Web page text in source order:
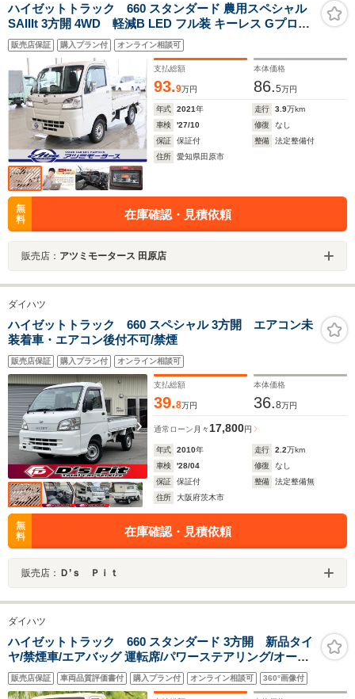
ハイゼットトラック 660 スタンダード 農用スペシャル
SAIIIt 3方開 4WD 軽減B LED フル装 キーレス Gプロテ
クター
販売店保証 購入プラン付 オンライン相談可
支払総額
93.9万円
本体価格
86.5万円
年式 2021年 走行 3.9万km
車検
'27/10 修復
なし
保証
保証付 整備
法定整備付
住所
愛知県田原市
無
料
在庫確認・見積依頼
販売店： アツミモータース 田原店
ダイハツ
ハイゼットトラック 660 スペシャル 3方開 エアコン未
装着車・エアコン後付不可/禁煙
販売店保証 購入プラン付 オンライン相談可
支払総額
39.8万円
本体価格
36.8万円
通常ローン 月々17,800円
年式 2010年 走行 2.2万km
車検
'28/04 修復
なし
保証
保証付 整備
法定整備無
住所
大阪府茨木市
無
料
在庫確認・見積依頼
販売店： Ｄ’ｓ Ｐｉｔ
ダイハツ
ハイゼットトラック 660 スタンダード 3方開 新品タイ
ヤ/禁煙車/エアバッグ 運転席/パワーステアリング/オート
ライト/ワンオーナー/マニュアルエアコン/取扱説明書/ユ
ーザー買取車/アクセサリーソケット/ラジオ
販売店保証 車両品質評価書付 購入プラン付 オンライン相談可 360°画像付